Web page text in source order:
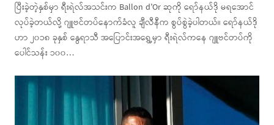
ပြီးခဲ့တဲ့နှစ်မှာ ရီးရဲလ်အသင်းက Ballon d’Or ဆုကို ရော်နယ်ဒို မရအောင်
လုပ်ခဲ့တယ်လို့ ဂျူဗင်တပ်နောက်ခံလူ ချီလီနီက စွပ်စွဲခဲ့ပါတယ်။ ရော်နယ်ဒို
ဟာ ၂၀၁၈ ခုနှစ် နွေရာသီ အပြောင်းအရွှေ့မှာ ရီးရဲလ်ကနေ ဂျူဗင်တပ်ကို
ပေါင်သန်း ၁၀၀…